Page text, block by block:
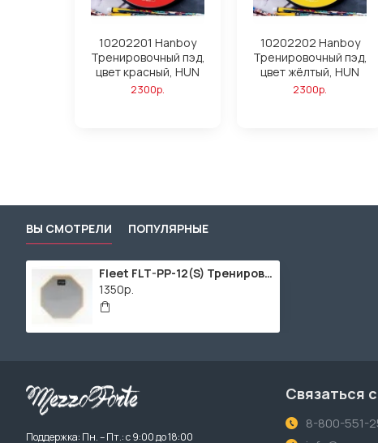
10202201 Hanboy
Тренировочный пэд,
цвет красный, HUN
2300р.
10202202 Hanboy
Тренировочный пэд,
цвет жёлтый, HUN
2300р.
ВЫ СМОТРЕЛИ ПОПУЛЯРНЫЕ
Fleet FLT-PP-12(S) Тренировочный пэд
1350р.
Поддержка: Пн. – Пт.: с 9:00 до 18:00
Связаться
8-800-551-